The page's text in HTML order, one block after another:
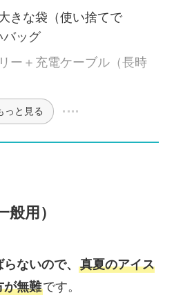
きな袋（使い捨てで
ッグ
ー＋充電ケーブル（長時
っと見る
用）
らないので、真夏のアイス
が無難です。